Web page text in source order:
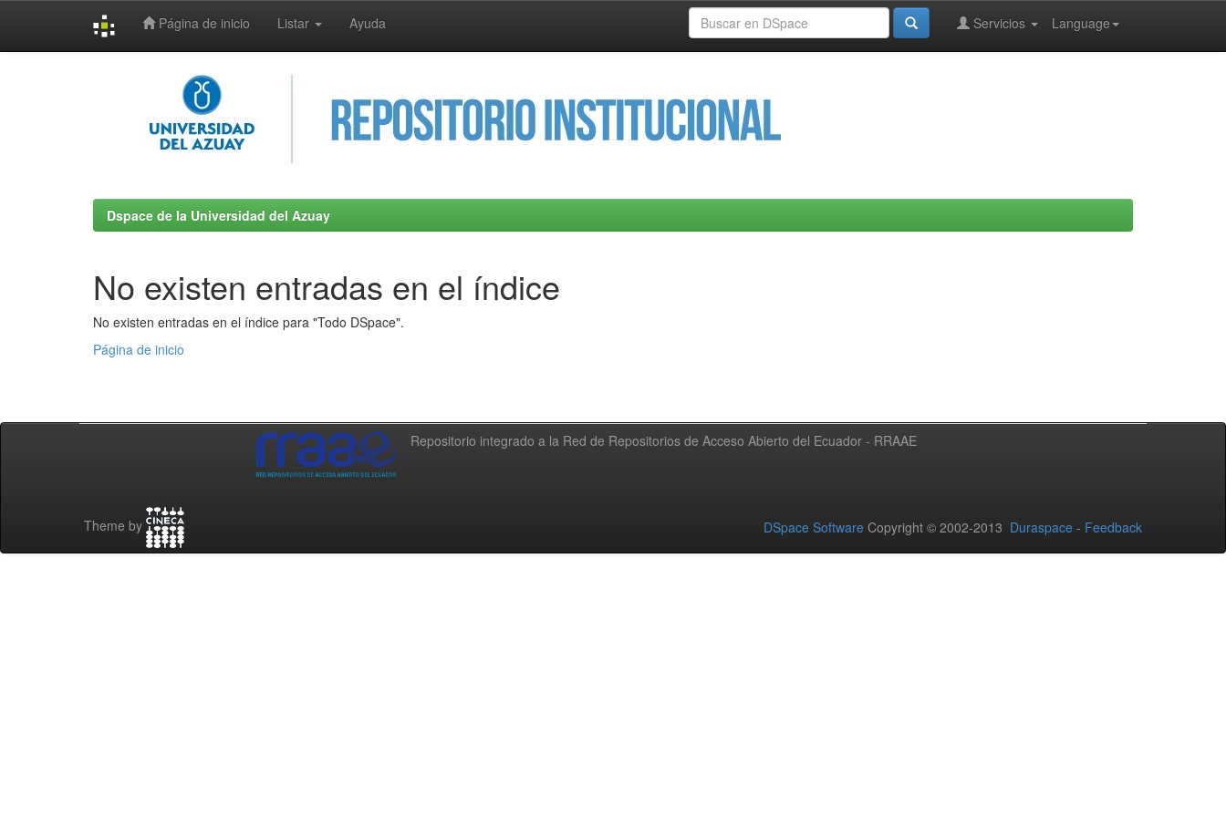
Página de inicio Listar Ayuda Language
Servicios
Dspace de la Universidad del Azuay
No existen entradas en el índice
No existen entradas en el índice para "Todo DSpace".
Página de inicio
Repositorio integrado a la Red de Repositorios de Acceso Abierto del Ecuador - RRAAE
Theme by DSpace Software Copyright © 2002-2013 Duraspace - Feedback